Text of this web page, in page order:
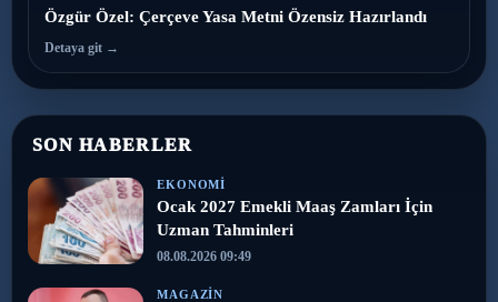
Özgür Özel: Çerçeve Yasa Metni Özensiz Hazırlandı
Detaya git →
SON HABERLER
EKONOMI
Ocak 2027 Emekli Maaş Zamları İçin
Uzman Tahminleri
08.08.2026 09:49
MAGAZIN